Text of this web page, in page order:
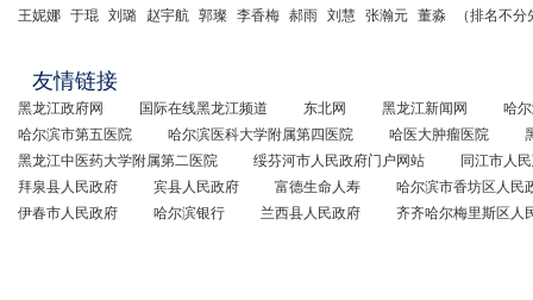
王妮娜 于琨 刘璐 赵宇航 郭璨 李香梅 郝雨 刘慧 张瀚元 董淼 （排名不
友情链接
黑龙江政府网 国际在线黑龙江频道 东北网 黑龙江新闻网
哈
哈尔滨市第五医院
哈尔滨医科大学附属第四医院 哈医大肿瘤医院
黑龙江中医药大学附属第二医院
绥芬河市人民政府门户网站
同江市人
拜泉县人民政府
宾县人民政府 富德生命人寿
哈尔滨市香坊区人民
伊春市人民政府
哈尔滨银行 兰西县人民政府 齐齐哈尔梅里斯区人